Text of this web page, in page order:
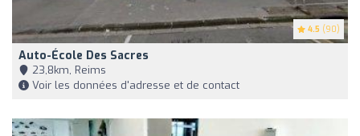
4.5 (90)
Auto-École Des Sacres
23,8km, Reims
Voir les données d'adresse et de contact